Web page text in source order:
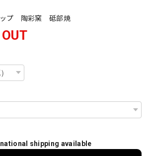
プ 陶彩窯 砥部焼
shipping available